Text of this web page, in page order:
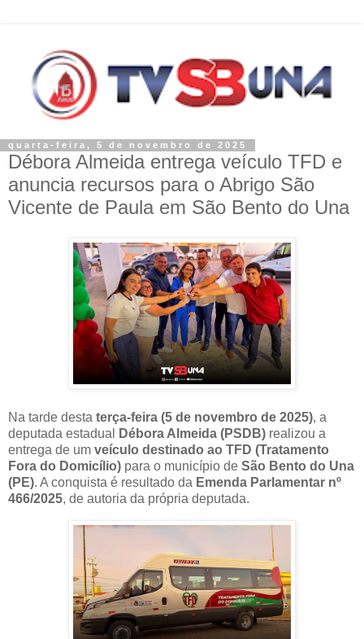
quarta-feira, 5 de novembro de 2025
Débora Almeida entrega veículo TFD e
anuncia recursos para o Abrigo São
Vicente de Paula em São Bento do Una
Na tarde desta terça-feira (5 de novembro de 2025), a
deputada estadual
Débora Almeida (PSDB) realizou a
entrega de um veículo destinado ao TFD (Tratamento
Fora do Domicílio) para o município de São Bento do Una
(PE). A conquista é resultado da Emenda Parlamentar nº
466/2025, de autoria da própria deputada.